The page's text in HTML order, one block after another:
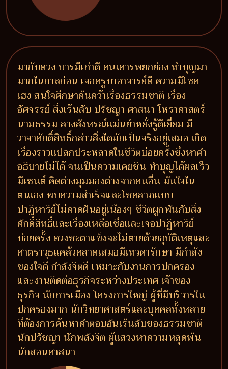
มากับดวง บารมีเก่าดี คนเคารพยกย่อง ทำบุญมา
มากในกาลก่อน เจอครูบาอาจารย์ดี ความมีโชค
เฮง สนใจศึกษาค้นคว้าเรื่องธรรมชาติ เรื่อง
อัศจรรย์ สิ่งเร้นลับ ปรัชญา ศาสนา โหราศาสตร์
นามธรรม ลางสังหรณ์แม่นยำหยั่งรู้ดีเยี่ยม มี
วาจาศักดิ์สิทธิ์กล่าวสิ่งใดมักเป็นจริงอยู่เสมอ เกิด
เรื่องราวแปลกประหลาดในชีวิตบ่อยครั้งซึ่งหาคำ
อธิบายไม่ได้ จนเป็นความเคยชิน ทำบุญได้ผลเร็ว
มีเซนต์ คิดต่างมุมมองต่างจากคนอื่น มันใจใน
ตนเอง พบความสำเร็จและโชคลาภแบบ
ปาฏิหาริย์ไม่คาดฝันอยู่เนืองๆ ชีวิตผูกพันกับสิ่ง
ศักดิ์สิทธิ์และเรื่องเหลือเชื่อและเจอปาฏิหาริย์
บ่อยครั้ง ดวงชะตาแข็งจะไม่ตายด้วยอุบัติเหตุและ
ศาตราวุธแคล้วคลาดเสมอมีเทวดารักษา มีกำลัง
ของใจดี กำลังจิตดี เหมาะกับงานการปกครอง
และงานติดต่อธุรกิจระหว่างประเทศ เจ้าของ
ธุรกิจ นักการเมือง โครงการใหญ่ ผู้ที่มีบริวารใน
ปกครองมาก นักวิทยาศาสตร์และบุคคลทั้งหลาย
ที่ต้องการค้นหาคำตอบอันเร้นลับของธรรมชาติ
นักปรัชญา นักพลังจิต ผู้แสวงหาความหลุดพ้น
นักสอนศาสนา